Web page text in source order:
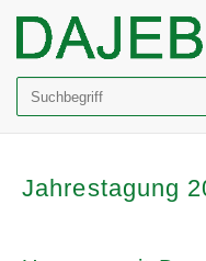
Jahrestagung